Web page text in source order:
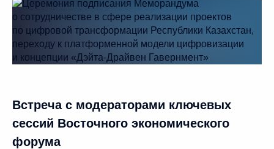
Встреча с модераторами ключевых
сессий Восточного экономического
форума